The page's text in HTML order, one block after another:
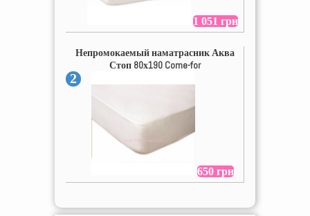
1 051 грн
Непромокаемый наматрасник Аква
Стоп 80х190 Come-for
2
650 грн